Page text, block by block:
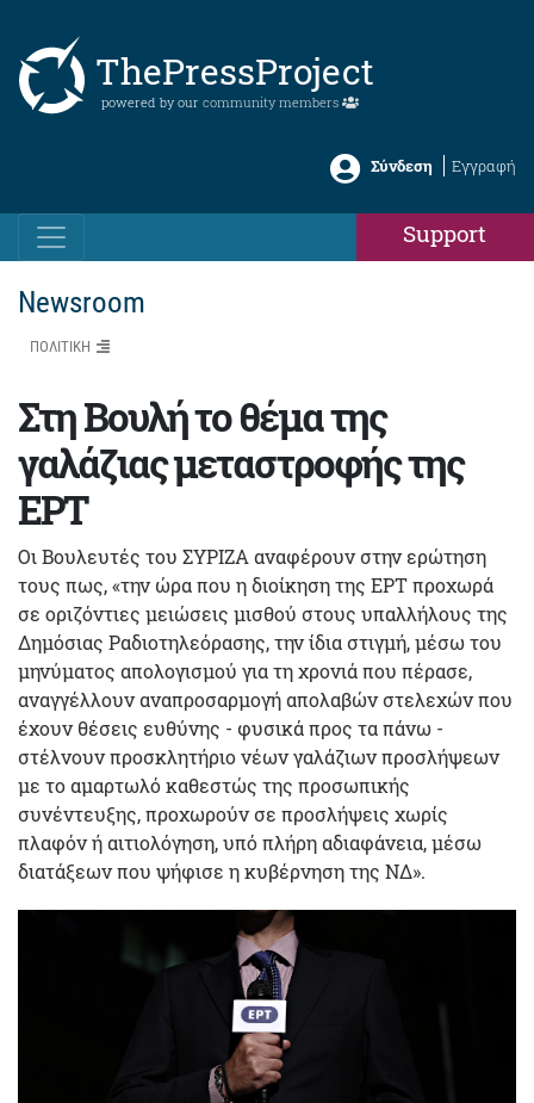
ThePressProject
powered by our community members
Σύνδεση Εγγραφή
Support
Newsroom
ΠΟΛΙΤΙΚΗ
Στη Βουλή το θέμα της
γαλάζιας μεταστροφής της
ΕΡΤ
Οι Βουλευτές του ΣΥΡΙΖΑ αναφέρουν στην ερώτηση
τους πως, «την ώρα που η διοίκηση της ΕΡΤ προχωρά
σε οριζόντιες μειώσεις μισθού στους υπαλλήλους της
Δημόσιας Ραδιοτηλεόρασης, την ίδια στιγμή, μέσω του
μηνύματος απολογισμού για τη χρονιά που πέρασε,
αναγγέλλουν αναπροσαρμογή απολαβών στελεχών που
έχουν θέσεις ευθύνης - φυσικά προς τα πάνω -
στέλνουν προσκλητήριο νέων γαλάζιων προσλήψεων
με το αμαρτωλό καθεστώς της προσωπικής
συνέντευξης, προχωρούν σε προσλήψεις χωρίς
πλαφόν ή αιτιολόγηση, υπό πλήρη αδιαφάνεια, μέσω
διατάξεων που ψήφισε η κυβέρνηση της ΝΔ».